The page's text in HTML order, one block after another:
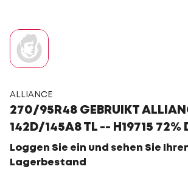
ALLIANCE
270/95R48 GEBRUIKT
142D/145A8 TL -- H19715 72%
Loggen Sie ein und sehen Sie
Lagerbestand